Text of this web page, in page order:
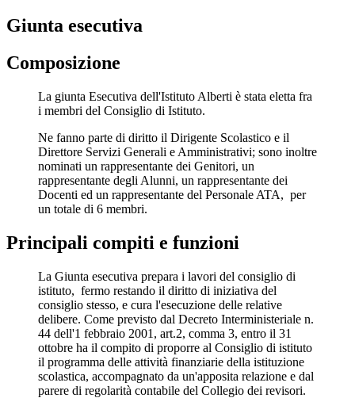
Giunta esecutiva
Composizione
La giunta Esecutiva dell'Istituto Alberti è stata eletta fra
i membri del Consiglio di Istituto.
Ne fanno parte di diritto il Dirigente Scolastico e il
Direttore Servizi Generali e Amministrativi; sono inoltre
nominati un rappresentante dei Genitori, un
rappresentante degli Alunni, un rappresentante dei
Docenti ed un rappresentante del Personale ATA, per
un totale di 6 membri.
Principali compiti e funzioni
La Giunta esecutiva prepara i lavori del consiglio di
istituto, fermo restando il diritto di iniziativa del
consiglio stesso, e cura l'esecuzione delle relative
delibere. Come previsto dal Decreto Interministeriale n.
44 dell'1 febbraio 2001, art.2, comma 3, entro il 31
ottobre ha il compito di proporre al Consiglio di istituto
il programma delle attività finanziarie della istituzione
scolastica, accompagnato da un'apposita relazione e dal
parere di regolarità contabile del Collegio dei revisori.